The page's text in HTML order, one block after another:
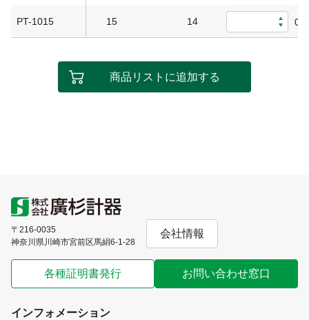
PT-1015 15 14 0
商品リストに追加する
〒216-0035
神奈川県川崎市宮前区馬絹6-1-28
会社情報
各種証明書発行 お問い合わせ窓口
インフォメーション